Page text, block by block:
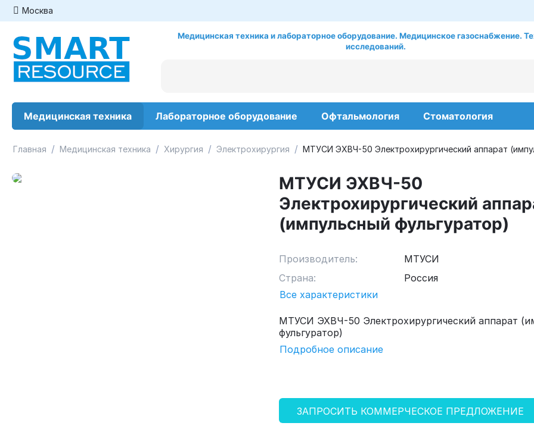
Москва
Медицинская техника и лабораторное оборудование. Медицинское газоснабжение.
исследований.
Медицинская техника Лабораторное оборудование Офтальмология Стоматология
Главная / Медицинская техника / Хирургия / Электрохирургия / МТУСИ ЭХВЧ-50 Электрохирургический аппарат
МТУСИ ЭХВЧ-50
Электрохирургический
(импульсный фульгуратор)
Производитель:
МТУСИ
Страна:
Россия
Все характеристики
МТУСИ ЭХВЧ-50 Электрохирургический аппарат
фульгуратор)
Подробное описание
ЗАПРОСИТЬ КОММЕРЧЕСКОЕ ПРЕДЛОЖЕНИЕ